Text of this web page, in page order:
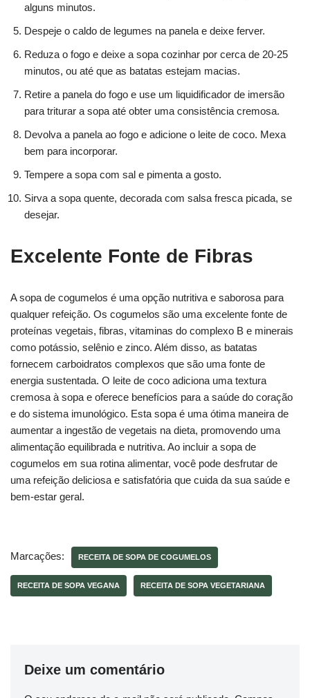
alguns minutos.
Despeje o caldo de legumes na panela e deixe ferver.
Reduza o fogo e deixe a sopa cozinhar por cerca de 20-25
minutos, ou até que as batatas estejam macias.
Retire a panela do fogo e use um liquidificador de imersão
para triturar a sopa até obter uma consistência cremosa.
Devolva a panela ao fogo e adicione o leite de coco. Mexa
bem para incorporar.
Tempere a sopa com sal e pimenta a gosto.
Sirva a sopa quente, decorada com salsa fresca picada, se
desejar.
Excelente Fonte de Fibras
A sopa de cogumelos é uma opção nutritiva e saborosa para
qualquer refeição. Os cogumelos são uma excelente fonte de
proteínas vegetais, fibras, vitaminas do complexo B e minerais
como potássio, selênio e zinco. Além disso, as batatas
fornecem carboidratos complexos que são uma fonte de
energia sustentada. O leite de coco adiciona uma textura
cremosa à sopa e oferece benefícios para a saúde do coração
e do sistema imunológico. Esta sopa é uma ótima maneira de
aumentar a ingestão de vegetais na dieta, promovendo uma
alimentação equilibrada e nutritiva. Ao incluir a sopa de
cogumelos em sua rotina alimentar, você pode desfrutar de
uma refeição deliciosa e satisfatória que cuida da sua saúde e
bem-estar geral.
Marcações: RECEITA DE SOPA DE COGUMELOS
RECEITA DE SOPA VEGANA RECEITA DE SOPA VEGETARIANA
Deixe um comentário